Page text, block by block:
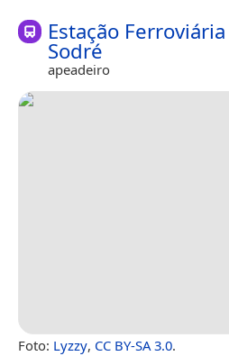
Estação
Sodré
apeadeiro
Foto: Lyzzy, CC BY-SA 3.0.